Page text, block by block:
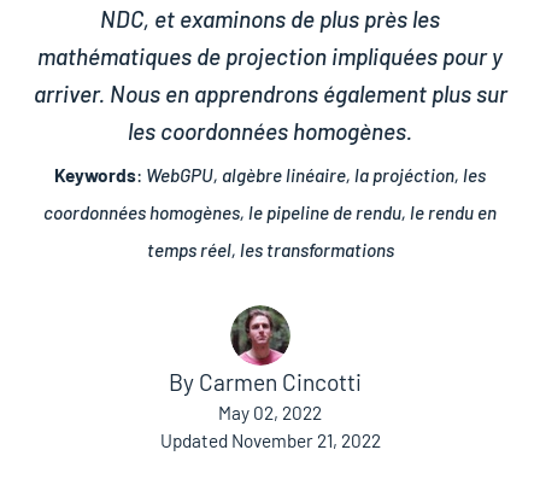
NDC, et examinons de plus près les
mathématiques de projection impliquées pour y
arriver. Nous en apprendrons également plus sur
les coordonnées homogènes.
Keywords: WebGPU, algèbre linéaire, la projéction, les
coordonnées homogènes, le pipeline de rendu, le rendu en
temps réel, les transformations
By Carmen Cincotti
May 02, 2022
Updated November 21, 2022